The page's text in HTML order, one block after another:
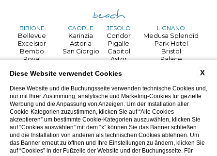
BIBIONE
Bellevue
Excelsior
Bembo
Royal
Danieli
Horizonte
Life hotel
CAORLE
Karinzia
Astoria
San Giorgio
Touring
Argentina
JESOLO
Condor
Pigalle
Capitol
Astor
LIGNANO
Medusa Splendid
Park Hotel
Bristol
Palace
Martini
Rex
SELVA DI CADORE
Nigritella
PIEVE DI CADORE
VENEZIA
Apogia Sirio
X
Diese Website verwendet Cookies
Diese Website und die Buchungsseite verwenden technische Cookies und,
nur mit Ihrer Zustimmung, analytische und Marketing-Cookies für gezielte
Werbung und die Anpassung von Anzeigen. Um der Installation aller
Cookie-Kategorien zuzustimmen, klicken Sie auf “Alle Cookies
akzeptieren” um bestimmte Cookie-Kategorien auszuwählen, klicken Sie
auf “Cookies auswählen” mit dem “x” können Sie das Banner schließen
und die Installation von anderen als technischen Cookies ablehnen. Um
das Banner erneut zu öffnen und Ihre Einstellungen zu ändern, klicken Sie
auf “Cookies” in der Fußzeile der Website und der Buchungsseite. Für